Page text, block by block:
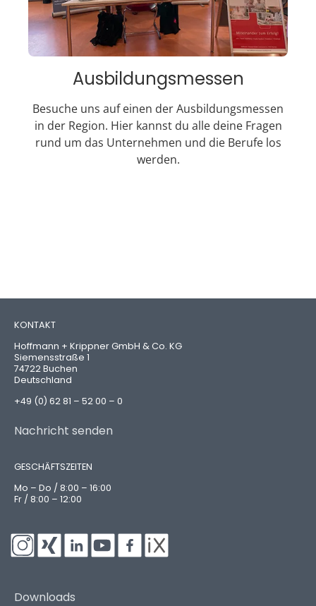
Ausbildungsmessen​
Besuche uns auf einen der Ausbildungsmessen
in der Region. Hier kannst du alle deine Fragen
rund um das Unternehmen und die Berufe los
werden.
KONTAKT
Hoffmann + Krippner GmbH & Co. KG
Siemensstraße 1
74722 Buchen
Deutschland
+49 (0) 62 81 – 52 00 – 0
Nachricht senden
GESCHÄFTSZEITEN
Mo – Do / 8:00 – 16:00
Fr / 8:00 – 12:00
Downloads